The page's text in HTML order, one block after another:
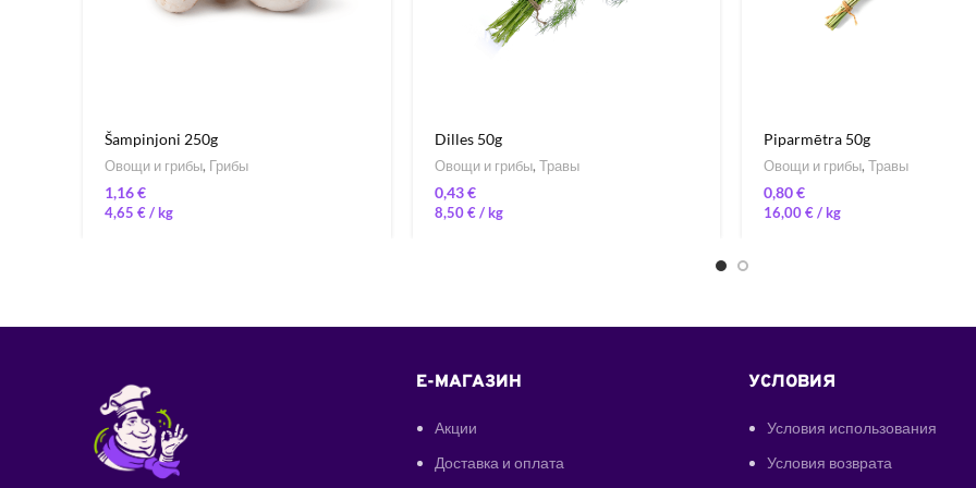
Šampinjoni 250g
Овощи и грибы, Грибы
€
4,65 €/
Dilles 50g
Овощи и грибы, Травы
€
8,50€ /
Piparmētra 50g
Овощи и грибы,Травы
€
16,00€ /
E-МАГАЗИН
Акции
Доставка и оплата
УСЛОВИЯ
Условия использования
Условия возврата